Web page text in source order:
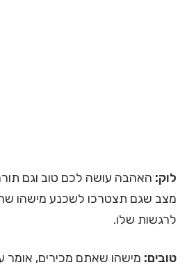
לוק: האהבה עושה לכם טוב וגם
מצב שגם תצטרכו לשכנע מישהו
לרגשות שלו.
טובים: מישהו שאתם מכירים, אומר